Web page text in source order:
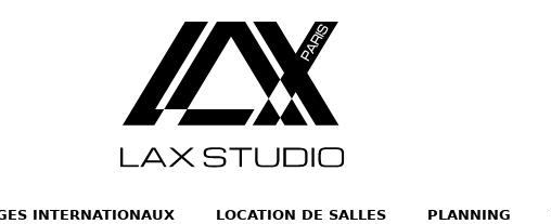
INTERNATIONAUX LOCATION DE SALLES PLANNING